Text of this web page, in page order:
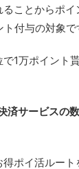
ことからポイ
付与の対象で
1万ポイント
済サービスの
ポイ活ルート